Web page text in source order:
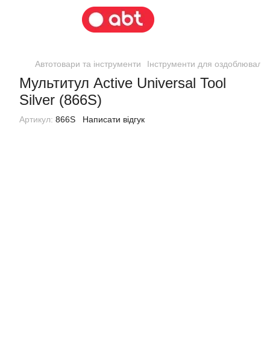
Автотовари та інструменти Інструменти для
Мультитул Active Universal Tool
Silver (866S)
Артикул: 866S Написати відгук